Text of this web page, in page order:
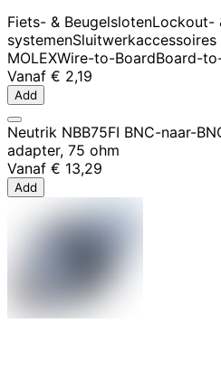
Fiets- & BeugelslotenLockout-
systemen
MOLEXWire-to-BoardBoard-
Vanaf € 2,19
Add
Neutrik NBB75FI BNC-naar-
adapter, 75 ohm
Vanaf € 13,29
Add